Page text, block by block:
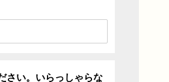
さい。いらっしゃらな